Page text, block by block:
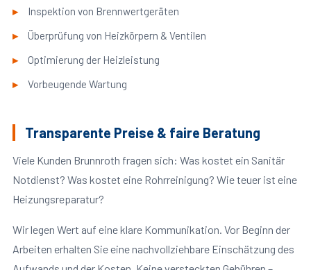
Inspektion von Brennwertgeräten
Überprüfung von Heizkörpern & Ventilen
Optimierung der Heizleistung
Vorbeugende Wartung
Transparente Preise & faire Beratung
Viele Kunden Brunnroth fragen sich: Was kostet ein Sanitär
Notdienst? Was kostet eine Rohrreinigung? Wie teuer ist eine
Heizungsreparatur?
Wir legen Wert auf eine klare Kommunikation. Vor Beginn der
Arbeiten erhalten Sie eine nachvollziehbare Einschätzung des